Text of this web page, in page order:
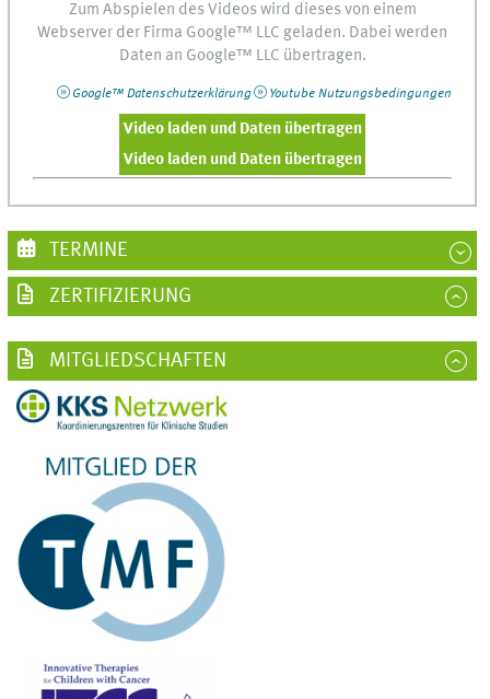
Zum Abspielen des Videos wird dieses von einem
Webserver der Firma Google™ LLC geladen. Dabei werden
Daten an Google™ LLC übertragen.
Google™ Datenschutzerklärung Youtube Nutzungsbedingungen
Video laden und Daten übertragen
Video laden und Daten übertragen
TERMINE
ZERTIFIZIERUNG
MITGLIEDSCHAFTEN